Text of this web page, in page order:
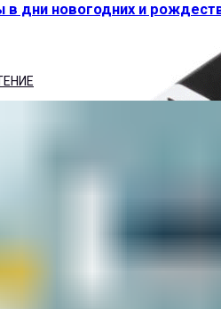
в дни новогодних и